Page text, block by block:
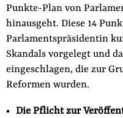
Punkte-Plan von
hinausgeht. Diese 14
Parlamentspräsidentin
Skandals vorgelegt und
eingeschlagen, die zur
Reformen wurden.
Die Pflicht zur